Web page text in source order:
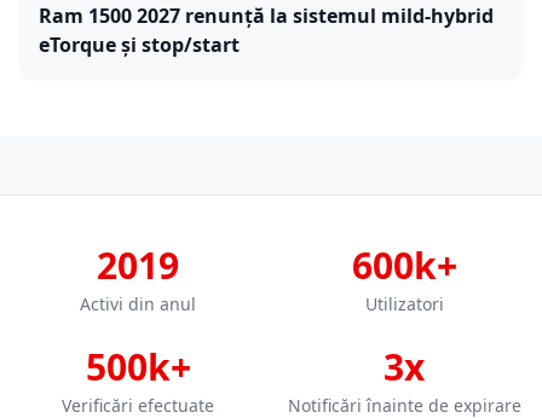
Ram 1500 2027 renunță la sistemul mild-hybrid
eTorque și stop/start
2019
Activi din anul
600k+
Utilizatori
500k+
Verificări efectuate
3x
Notificări înainte de expirare